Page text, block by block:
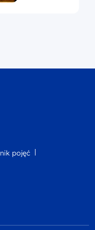
pojęć